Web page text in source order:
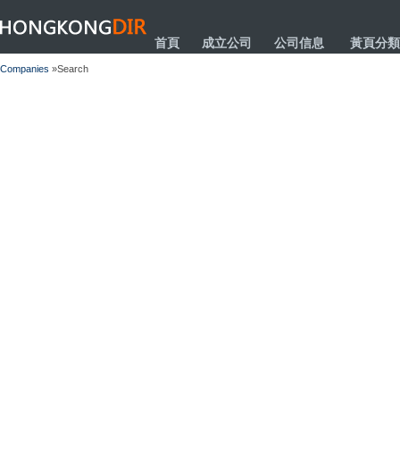
HONGKONGDIR
首頁 成立公司 公司信息 黃頁分類
Companies »Search